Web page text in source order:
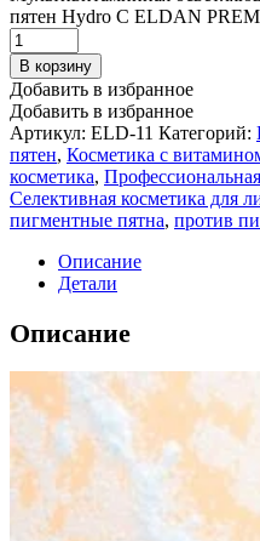
пятен Hydro C ELDAN
В корзину
Добавить в избранное
Добавить в избранное
Артикул: ELD-11 Категорий:
пятен, Косметика с
косметика,
Селективная косметика для
пигментные пятна, против
Описание
Детали
Описание